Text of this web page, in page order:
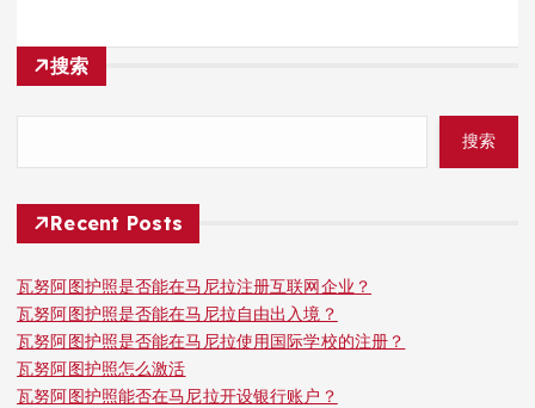
搜索
搜索
Recent Posts
瓦努阿图护照是否能在马尼拉注册互联网企业？
瓦努阿图护照是否能在马尼拉自由出入境？
瓦努阿图护照是否能在马尼拉使用国际学校的注册？
瓦努阿图护照怎么激活
瓦努阿图护照能否在马尼拉开设银行账户？